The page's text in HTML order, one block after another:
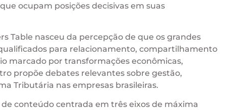
ocupam posições decisivas em suas
Table nasceu da percepção de que os grandes
para relacionamento, compartilhamento
marcado por transformações econômicas,
propõe debates relevantes sobre gestão,
Tributária nas empresas brasileiras.
conteúdo centrada em três eixos de máxima